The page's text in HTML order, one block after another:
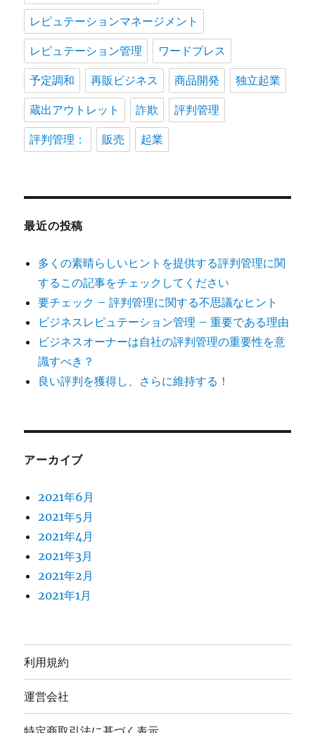
レピュテーションマネージメント
レピュテーション管理 ワードプレス
予定調和 再販ビジネス 商品開発 独立起業
蔵出アウトレット 詐欺 評判管理
評判管理： 販売 起業
最近の投稿
多くの素晴らしいヒントを提供する評判管理に関
するこの記事をチェックしてください
要チェック – 評判管理に関する不思議なヒント
ビジネスレピュテーション管理 – 重要である理由
ビジネスオーナーは自社の評判管理の重要性を意
識すべき？
良い評判を獲得し、さらに維持する！
アーカイブ
2021年6月
2021年5月
2021年4月
2021年3月
2021年2月
2021年1月
利用規約
運営会社